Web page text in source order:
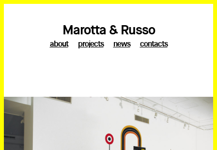
Marotta & Russo
about projects news contacts